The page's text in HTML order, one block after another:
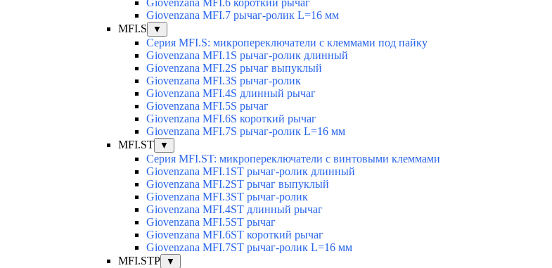
Giovenzana MFI.6 короткий рычаг
Giovenzana MFI.7 рычаг-ролик L=16 мм
MFI.S
▼
Серия MFI.S: микропереключатели с клеммами под пайку
Giovenzana MFI.1S рычаг-ролик длинный
Giovenzana MFI.2S рычаг выпуклый
Giovenzana MFI.3S рычаг-ролик
Giovenzana MFI.4S длинный рычаг
Giovenzana MFI.5S рычаг
Giovenzana MFI.6S короткий рычаг
Giovenzana MFI.7S рычаг-ролик L=16 мм
MFI.ST
▼
Серия MFI.ST: микропереключатели с винтовыми клеммами
Giovenzana MFI.1ST рычаг-ролик длинный
Giovenzana MFI.2ST рычаг выпуклый
Giovenzana MFI.3ST рычаг-ролик
Giovenzana MFI.4ST длинный рычаг
Giovenzana MFI.5ST рычаг
Giovenzana MFI.6ST короткий рычаг
Giovenzana MFI.7ST рычаг-ролик L=16 мм
MFI.STP
▼